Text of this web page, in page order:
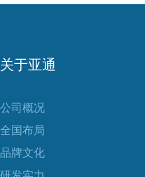
关于亚通
公司概况
全国布局
品牌文化